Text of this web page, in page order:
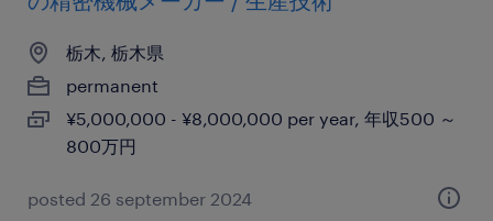
栃木, 栃木県
permanent
¥5,000,000 - ¥8,000,000 per year, 年収500 ～
800万円
posted 26 september 2024